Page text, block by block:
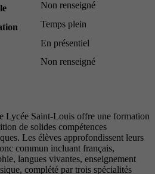
Non renseigné
Temps plein
En présentiel
Non renseigné
Lycée Saint-Louis offre une formation
de solides compétences
Les élèves approfondissent leurs
commun incluant français,
langues vivantes, enseignement
complété par trois spécialités